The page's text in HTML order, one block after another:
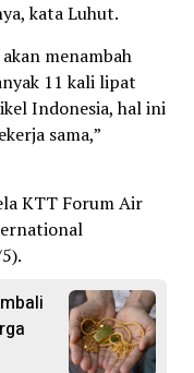
kata Luhut.
menambah
11 kali lipat
Indonesia, hal ini
sama,”
KTT Forum Air